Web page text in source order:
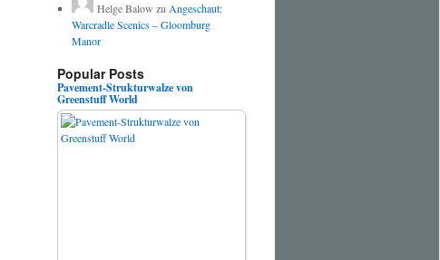
Helge Balow zuAngeschaut:
Warcradle Scenics – Gloomburg
Manor
Popular Posts
Pavement-Strukturwalze von
Greenstuff World